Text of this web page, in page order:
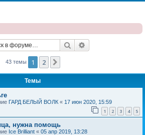
Поиск
43 темы 1 2
Темы
ГАРД БЕЛЫЙ ВОЛК « 17 июн 2020, 15:59
1 2 3 4 5
нужна помощь
Ice Brilliant « 05 апр 2019, 13:28